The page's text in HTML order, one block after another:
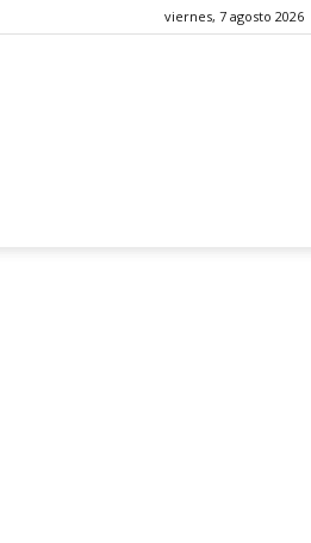
viernes, 7 agosto 2026